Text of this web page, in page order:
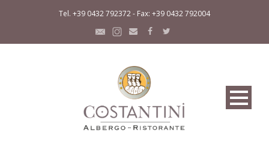
Tel. +39 0432 792372 - Fax: +39 0432 792004